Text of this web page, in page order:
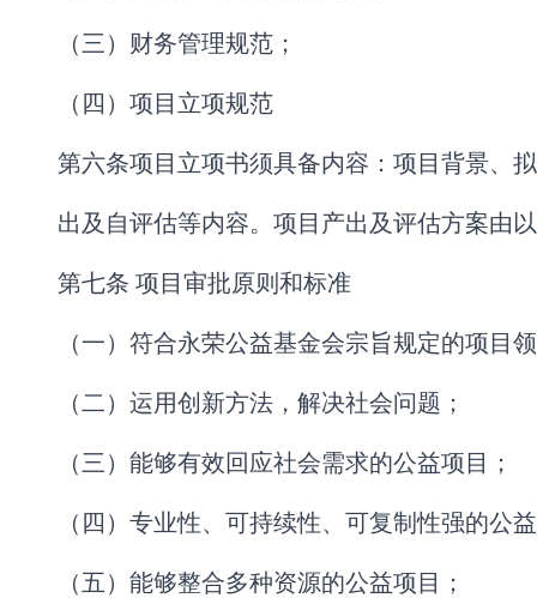
（三）财务管理规范；
（四）项目立项规范
第六条项目立项书须具备内容：项目背景、
出及自评估等内容。项目产出及评估方案由
第七条 项目审批原则和标准
（一）符合永荣公益基金会宗旨规定的项目
（二）运用创新方法，解决社会问题；
（三）能够有效回应社会需求的公益项目；
（四）专业性、可持续性、可复制性强的公
（五）能够整合多种资源的公益项目；